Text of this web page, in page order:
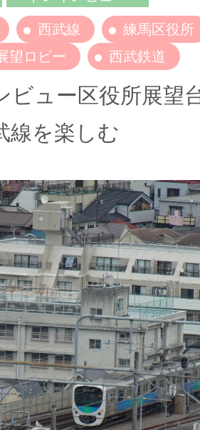
西武線
練馬区役所
望ロビー
西武鉄道
ビュー区役所展望
線を楽しむ